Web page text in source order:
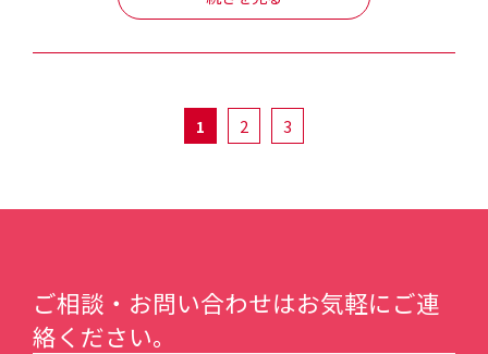
1 2 3
ご相談・お問い合わせはお気軽にご連
絡ください。